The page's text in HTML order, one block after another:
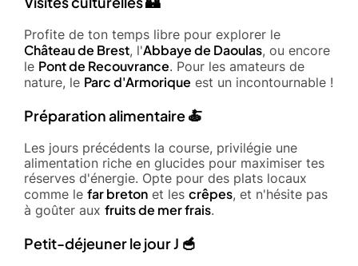
Profite de ton temps libre pour explorer le
Château de Brest, l'Abbaye de Daoulas, ou encore
le Pont de Recouvrance. Pour les amateurs de
nature, le Parc d'Armorique est un incontournable !
Préparation alimentaire 🍝
Les jours précédents la course, privilégie une
alimentation riche en glucides pour maximiser tes
réserves d'énergie. Opte pour des plats locaux
comme le far breton et les crêpes, et n'hésite pas
à goûter aux fruits de mer frais.
Petit-déjeuner le jour J 🥣